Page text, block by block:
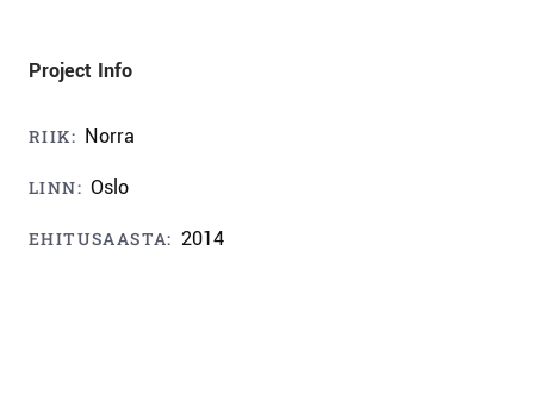
Project Info
RIIK: Norra
LINN: Oslo
EHITUSAASTA: 2014